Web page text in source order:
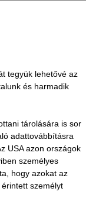
on
nem jelenti azt,
erőforrásokat
aszfaltot
felújítása során
tegyük lehetővé az
és harmadik
tárolására is sor
adattovábbításra
USA azon országok
személyes
hogy azokat az
személyt